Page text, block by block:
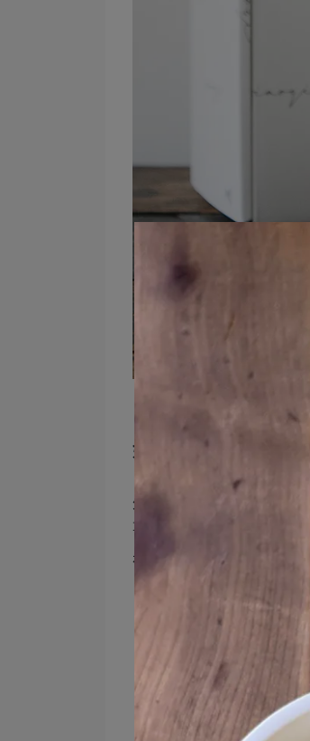
如何挑選馬克杯、咖啡杯
外觀設計相信是許多人挑
量大小、材質特性與是否適
在兼顧需求與美感之餘，
外觀設計是挑選重點
不論是簡約素雅的設
選擇時建議可以考慮
式更正式或特色明顯